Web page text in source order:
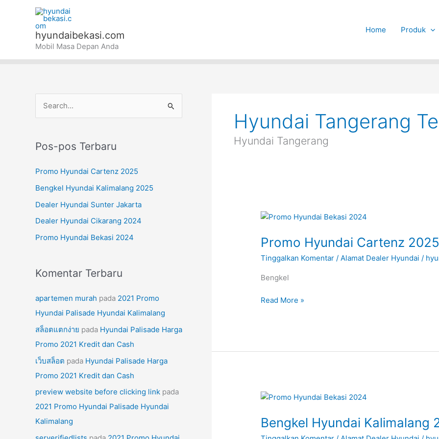
hyundaibekasi.com
Mobil Masa Depan Anda
Home Produk
i
u
u
k
:
Pos-pos Terbaru
Promo Hyundai Cartenz 2025
Bengkel Hyundai Kalimalang 2025
Dealer Hyundai Sunter Jakarta
Dealer Hyundai Cikarang 2024
Promo Hyundai Bekasi 2024
Komentar Terbaru
apartemen murah pada 2021 Promo
Hyundai Palisade Hyundai Kalimalang
สล็อตแตกง่าย pada Hyundai Palisade Harga
Promo 2021 Kredit dan Cash
เว็บสล็อต pada Hyundai Palisade Harga
Promo 2021 Kredit dan Cash
preview website before clicking link pada
2021 Promo Hyundai Palisade Hyundai
Kalimalang
Hyundai Tangerang
Hyundai Tangerang
Promo Hyundai Cartenz 2025
Tinggalkan Komentar / Alamat Dealer Hyundai /
Bengkel
Promo
Cartenz
Read More »
Bengkel Hyundai Kalimalang
Bengkel
Kalimalang